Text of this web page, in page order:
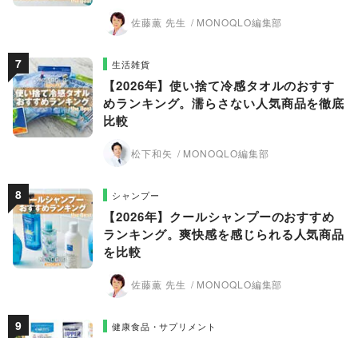
佐藤薫 先生 MONOQLO編集部
生活雑貨
【2026年】使い捨て冷感タオルのおすす
めランキング。濡らさない人気商品を徹底
比較
松下和矢 MONOQLO編集部
シャンプー
【2026年】クールシャンプーのおすすめ
ランキング。爽快感を感じられる人気商品
を比較
佐藤薫 先生 MONOQLO編集部
健康食品・サプリメント